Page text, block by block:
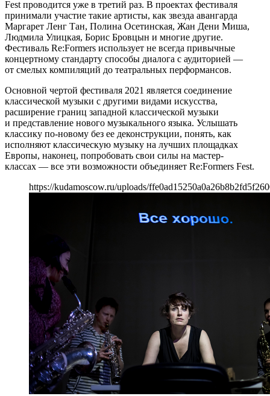
Fest проводится уже в третий раз. В проектах фестиваля
принимали участие такие артисты, как звезда авангарда
Маргарет Ленг Тан, Полина Осетинская, Жан Дени Миша,
Людмила Улицкая, Борис Бровцын и многие другие.
Фестиваль Re:Formers использует не всегда привычные
концертному стандарту способы диалога с аудиторией —
от смелых компиляций до театральных перформансов.
Основной чертой фестиваля 2021 является соединение
классической музыки с другими видами искусства,
расширение границ западной классической музыки
и представление нового музыкального языка. Услышать
классику по-новому без ее деконструкции, понять, как
исполняют классическую музыку на лучших площадках
Европы, наконец, попробовать свои силы на мастер-
классах — все эти возможности объединяет Re:Formers Fest.
https://kudamoscow.ru/uploads/